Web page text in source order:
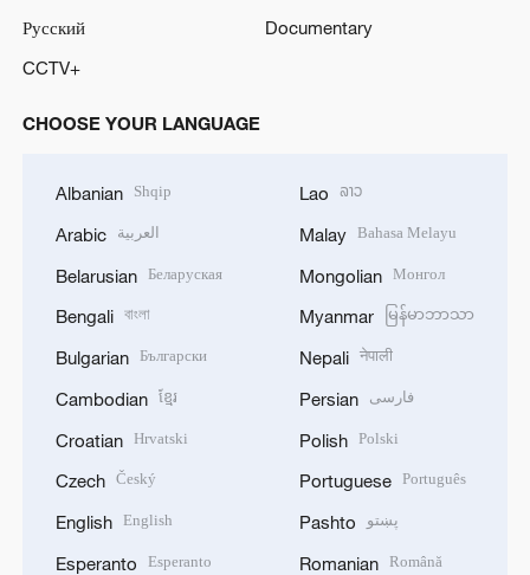
Русский
Documentary
CCTV+
CHOOSE YOUR LANGUAGE
Albanian Shqip
Arabic العربية
Belarusian Беларуская
Bengali বাংলা
Bulgarian Български
Cambodian ខ្មែរ
Croatian Hrvatski
Czech Český
English English
Esperanto Esperanto
Lao ລາວ
Malay Bahasa Melayu
Mongolian Монгол
Myanmar မြန်မာဘာသာ
Nepali नेपाली
Persian فارسی
Polish Polski
Portuguese Português
Pashto پښتو
Romanian Română